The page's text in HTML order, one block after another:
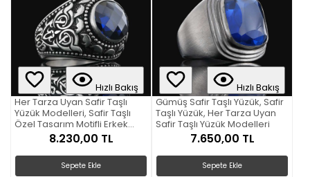
Hızlı Bakış
Her Tarza Uyan Safir Taşlı
Yüzük Modelleri, Safir Taşlı
Özel Tasarım Motifli Erkek
Yüzük, Erkek Motifli Gümüş
8.230,00 TL
Sepete Ekle
Hızlı Bakış
Gümüş Safir Taşlı Yüzük, Safir
Taşlı Yüzük, Her Tarza Uyan
Safir Taşlı Yüzük Modelleri
7.650,00 TL
Sepete Ekle